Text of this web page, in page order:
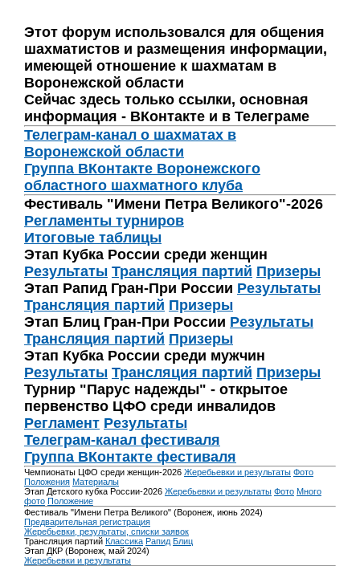
Этот форум использовался для общения
шахматистов и размещения информации,
имеющей отношение к шахматам в
Воронежской области
Сейчас здесь только ссылки, основная
информация - ВКонтакте и в Телеграме
Телеграм-канал о шахматах в
Воронежской области
Группа ВКонтакте Воронежского
областного шахматного клуба
Фестиваль "Имени Петра Великого"-2026
Регламенты турниров
Итоговые таблицы
Этап Кубка России среди женщин
Результаты Трансляция партий Призеры
Этап Рапид Гран-При России Результаты
Трансляция партий Призеры
Этап Блиц Гран-При России Результаты
Трансляция партий Призеры
Этап Кубка России среди мужчин
Результаты Трансляция партий Призеры
Турнир "Парус надежды" - открытое
первенство ЦФО среди инвалидов
Регламент Результаты
Телеграм-канал фестиваля
Группа ВКонтакте фестиваля
Чемпионаты ЦФО среди женщин-2026 Жеребьевки и результаты Фото
Положения Материалы
Этап Детского кубка России-2026 Жеребьевки и результаты Фото Много
фото Положение
Фестиваль "Имени Петра Великого" (Воронеж, июнь 2024)
Предварительная регистрация
Жеребьевки, результаты, списки заявок
Трансляция партий Классика Рапид Блиц
Этап ДКР (Воронеж, май 2024)
Жеребьевки и результаты